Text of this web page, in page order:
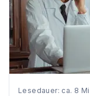
Lesedauer: ca. 8